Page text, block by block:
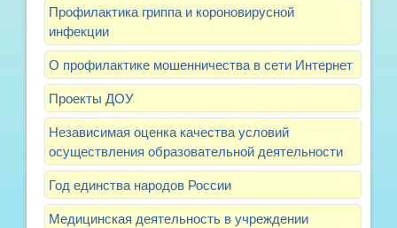
Профилактика гриппа и короновирусной
инфекции
О профилактике мошенничества в сети Интернет
Проекты ДОУ
Независимая оценка качества условий
осуществления образовательной деятельности
Год единства народов России
Медицинская деятельность в учреждении